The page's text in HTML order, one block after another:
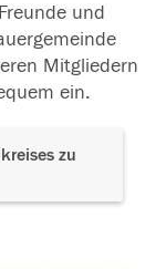
und
Mitgliedern
ein.
zu